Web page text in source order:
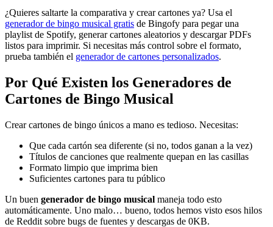
¿Quieres saltarte la comparativa y crear cartones ya? Usa el
generador de bingo musical gratis de Bingofy para pegar una
playlist de Spotify, generar cartones aleatorios y descargar PDFs
listos para imprimir. Si necesitas más control sobre el formato,
prueba también el generador de cartones personalizados.
Por Qué Existen los Generadores de
Cartones de Bingo Musical
Crear cartones de bingo únicos a mano es tedioso. Necesitas:
Que cada cartón sea diferente (si no, todos ganan a la vez)
Títulos de canciones que realmente quepan en las casillas
Formato limpio que imprima bien
Suficientes cartones para tu público
Un buen generador de bingo musical maneja todo esto
automáticamente. Uno malo… bueno, todos hemos visto esos hilos
de Reddit sobre bugs de fuentes y descargas de 0KB.